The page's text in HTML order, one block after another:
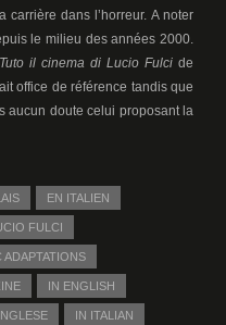
carrière dans l’horreur. A noter
le milieu des années 2000.
il cinema di Lucio Fulci de
office de référence tandis que
aucun doute celui proposant la
EN ITALIEN
FULCI
ADAPTATIONS
IN ENGLISH
IN ITALIAN